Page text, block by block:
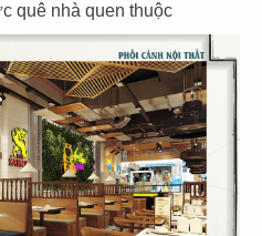
quê nhà quen thuộc
46
THE COFFEE HOUSE
CN Võ Văn Tần